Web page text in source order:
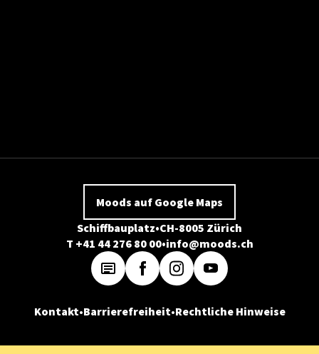
Moods auf Google Maps
Schiffbauplatz CH-8005 Zürich
T +41 44 276 80 00 info@moods.ch
Kontakt Barrierefreiheit Rechtliche Hinweise